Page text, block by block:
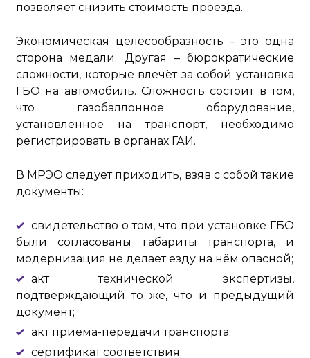
позволяет снизить стоимость проезда.
Экономическая целесообразность – это одна
сторона медали. Другая – бюрократические
сложности, которые влечёт за собой установка
ГБО на автомобиль. Сложность состоит в том,
что газобаллонное оборудование,
установленное на транспорт, необходимо
регистрировать в органах ГАИ.
В МРЭО следует приходить, взяв с собой такие
документы:
свидетельство о том, что при установке ГБО
были согласованы габариты транспорта, и
модернизация не делает езду на нём опасной;
акт технической экспертизы,
подтверждающий то же, что и предыдущий
документ;
акт приёма-передачи транспорта;
сертификат соответствия;